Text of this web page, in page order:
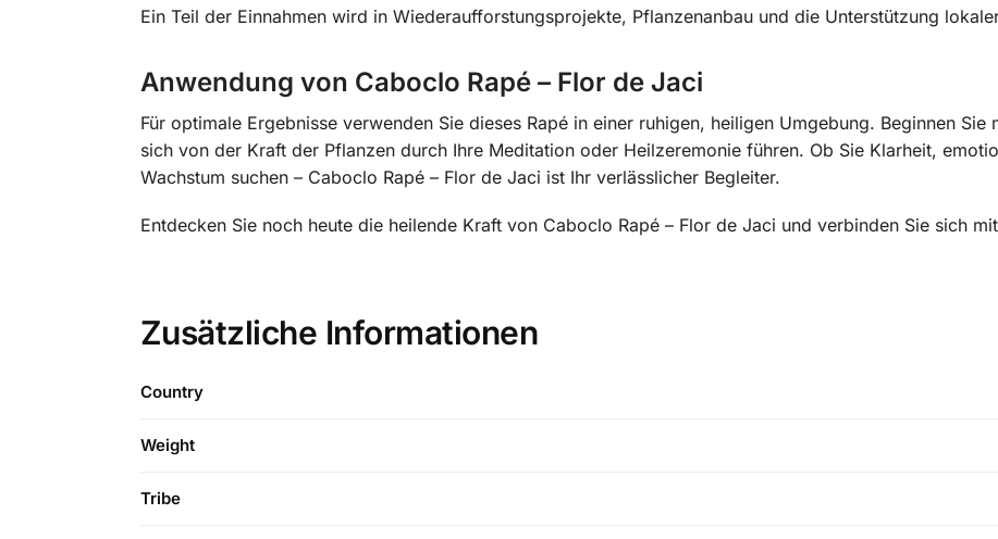
Ein Teil der Einnahmen wird in Wiederaufforstungsprojekte, Pflanzenanbau und die Unterstützung
Anwendung von Caboclo Rapé – Flor de Jaci
Für optimale Ergebnisse verwenden Sie dieses Rapé in einer ruhigen, heiligen Umgebung. Beginnen Sie
sich von der Kraft der Pflanzen durch Ihre Meditation oder Heilzeremonie führen. Ob Sie Klarheit,
Wachstum suchen – Caboclo Rapé – Flor de Jaci ist Ihr verlässlicher Begleiter.
Entdecken Sie noch heute die heilende Kraft von Caboclo Rapé – Flor de Jaci und verbinden Sie sich
Zusätzliche Informationen
Country
Weight
Tribe